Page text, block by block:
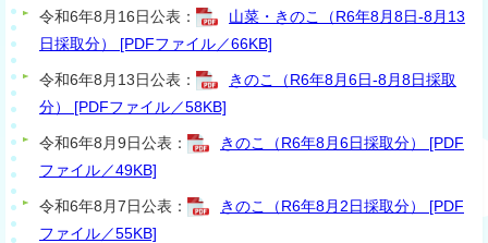
令和6年8月16日公表：
山菜・きのこ（R6年8月8日-8月13
日採取分） [PDFファイル／66KB]
令和6年8月13日公表：
きのこ（R6年8月6日-8月8日採取
分） [PDFファイル／58KB]
令和6年8月9日公表：
きのこ（R6年8月6日採取分） [PDF
ファイル／49KB]
令和6年8月7日公表：
きのこ（R6年8月2日採取分） [PDF
ファイル／55KB]